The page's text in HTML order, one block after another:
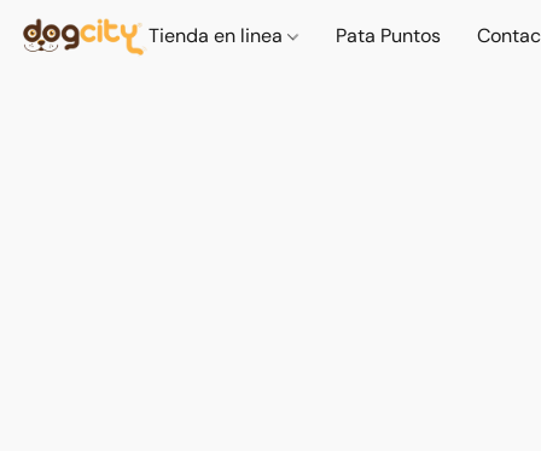
Tienda en linea Pata Puntos